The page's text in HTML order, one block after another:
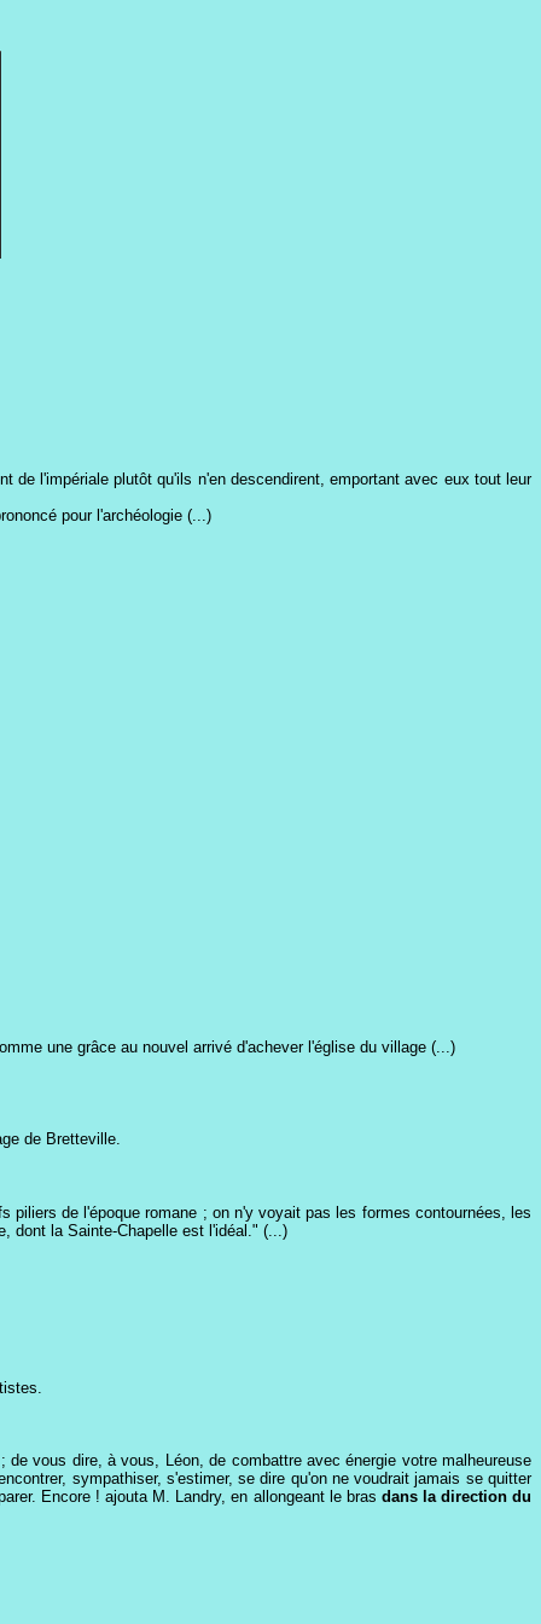
de l'impériale plutôt qu'ils n'en descendirent, emportant avec eux tout leur
pour l'archéologie (...)
une grâce au nouvel arrivé d'achever l'église du village (...)
de Bretteville.
de l'époque romane ; on n'y voyait pas les formes contournées, les
dont la Sainte-Chapelle est l'idéal." (...)
vous dire, à vous, Léon, de combattre avec énergie votre malheureuse
sympathiser, s'estimer, se dire qu'on ne voudrait jamais se quitter
Encore ! ajouta M. Landry, en allongeant le bras dans la direction du